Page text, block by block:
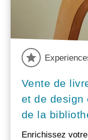
Vente de
et de design
de la
Enrichissez